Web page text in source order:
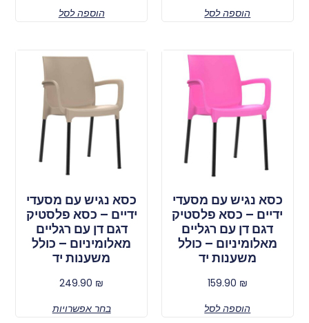
הוספה לסל
הוספה לסל
כסא נגיש עם מסעדי
ידיים – כסא פלסטיק
דגם דן עם רגליים
מאלומיניום – כולל
משענות יד
159.90 ₪
הוספה לסל
כסא נגיש עם מסעדי
ידיים – כסא פלסטיק
דגם דן עם רגליים
מאלומיניום – כולל
משענות יד
249.90 ₪
בחר אפשרויות